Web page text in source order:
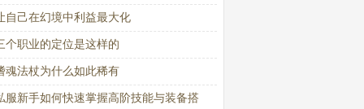
自己在幻境中利益最大化
个职业的定位是这样的
魂法杖为什么如此稀有
服新手如何快速掌握高阶技能与装备搭